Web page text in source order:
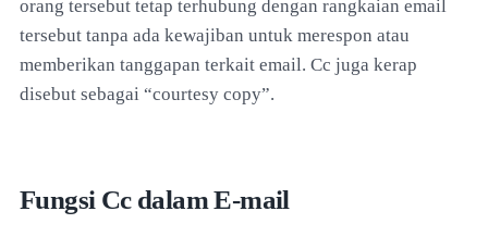
orang tersebut tetap terhubung dengan rangkaian email
tersebut tanpa ada kewajiban untuk merespon atau
memberikan tanggapan terkait email. Cc juga kerap
disebut sebagai “courtesy copy”.
Fungsi Cc dalam E-mail